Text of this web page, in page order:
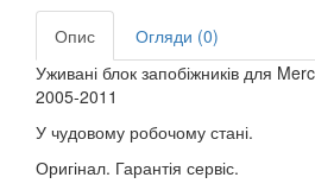
Опис
Огляди (0)
Уживані блок запобіжників для
2005-2011
У чудовому робочому стані.
Оригінал. Гарантія сервіс.